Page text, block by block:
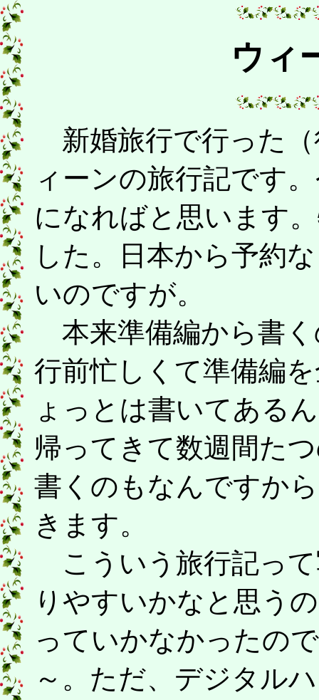
ウィ
新婚旅行で行った
ィーンの旅行記です
になればと思います
した。日本から予約
いのですが。
本来準備編から書
行前忙しくて準備編
ょっとは書いてある
帰ってきて数週間た
書くのもなんですか
きます。
こういう旅行記っ
りやすいかなと思う
っていかなかったの
～。ただ、デジタル